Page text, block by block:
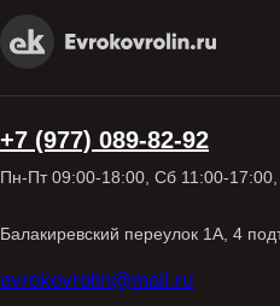
+7 (977) 089-82-92
Пн-Пт 09:00-18:00, Сб 11:00-
Балакиревский переулок 1А, 4
evrokovrolin@mail.ru